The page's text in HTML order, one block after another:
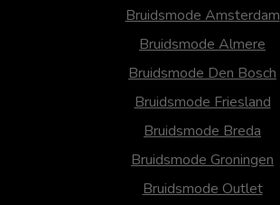
Bruidsmode Amsterdam
Bruidsmode Almere
Bruidsmode Den Bosch
Bruidsmode Friesland
Bruidsmode Breda
Bruidsmode Groningen
Bruidsmode Outlet